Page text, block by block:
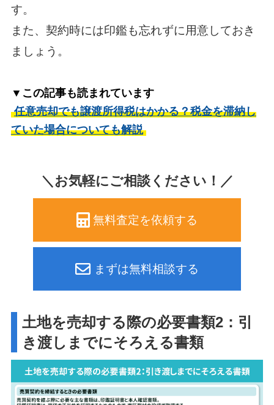
す。
また、契約時には印鑑も忘れずに用意しておき
ましょう。
▼この記事も読まれています
任意売却でも譲渡所得税はかかる？税金を滞納し
ていた場合についても解説
＼お気軽にご相談ください！／
無料査定を依頼する
まずは無料相談する
土地を売却する際の必要書類2：引
き渡しまでにそろえる書類